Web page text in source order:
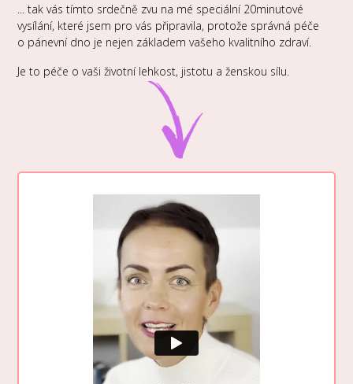
... tak vás tímto srdečně zvu na mé speciální 20minutové
vysílání, které jsem pro vás připravila, protože správná péče
o pánevní dno je nejen základem vašeho kvalitního zdraví.
Je to péče o vaši životní lehkost, jistotu a ženskou sílu.